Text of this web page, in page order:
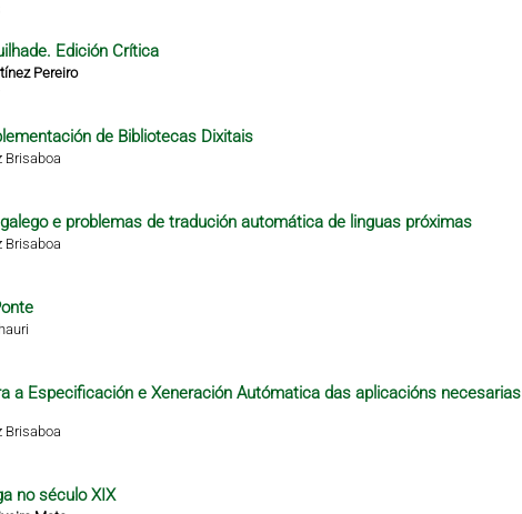
Edición Crítica
Pereiro
de Bibliotecas Dixitais
Brisaboa
e problemas de tradución automática de linguas próximas
Brisaboa
a Especificación e Xeneración Autómatica das aplicacións
Brisaboa
no século XIX